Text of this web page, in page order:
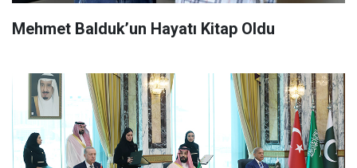
Mehmet Balduk’un Hayatı Kitap Oldu